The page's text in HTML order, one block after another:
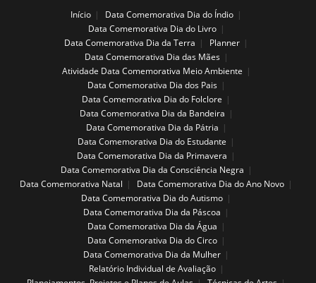
Início
Data Comemorativa Dia do Índio
Data Comemorativa Dia do Livro
Data Comemorativa Dia da Terra
Planner
Data Comemorativa Dia das Mães
Atividade Data Comemorativa Meio Ambiente
Data Comemorativa Dia dos Pais
Data Comemorativa Dia do Folclore
Data Comemorativa Dia da Bandeira
Data Comemorativa Dia da Pátria
Data Comemorativa Dia do Estudante
Data Comemorativa Dia da Primavera
Data Comemorativa Dia da Consciência Negra
Data Comemorativa Natal
Data Comemorativa Dia do Ano Novo
Data Comemorativa Dia do Autismo
Data Comemorativa Dia da Páscoa
Data Comemorativa Dia da Água
Data Comemorativa Dia do Circo
Data Comemorativa Dia da Mulher
Relatório Individual de Avaliação